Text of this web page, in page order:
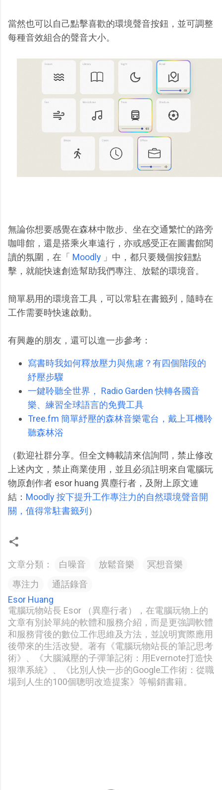
當然也可以自己點擊喜歡的環境聲音按鈕，並可調整
每種音效組合的聲音大小。
無論你想要感覺在森林中散步、坐在交通繁忙的路旁
咖啡館，還是搭乘火車遠行，亦或感受正在圖書館閱
讀的氛圍，在「 Moodly 」中，都只要幾個按鈕點
擊，就能快速創造幫助我們專注、放鬆的環境音。
簡單易用的環境音工具，可以常駐在書籤列，隨時在
工作需要時快速啟動。
有興趣的朋友，還可以進一步參考：
寫書時我如何釋放壓力與焦慮？有四個階段的
紓壓步驟
一鍵聆聽全世界， Radio Garden 快轉各國音
樂、練習全球語言的免費工具
Tree.fm 簡單紓壓的森林音樂電台，戴上耳機聆
聽森林浴
（歡迎社群分享。但全文轉載請來信詢問，禁止修改
上述內文，禁止商業使用，並且必須註明來自電腦玩
物原創作者 esor huang 異塵行者，及附上原文連
結： Moodly 按下提升工作專注力的自然環境聲音開
關，值得常駐書籤列 ）
文章分類： 白噪音 放鬆音樂
冥想音樂
專注力
通話錄音
Esor Huang
電腦玩物站長 Esor （異塵行者），在電腦玩物上的
文章有別於單純的軟體和服務介紹，而是更強調軟體
和服務背後的數位工作思維及方法，並說明實際應用
後帶來的生活改變。著有《電腦玩物站長的筆記思考
術》、《大腦減壓的子彈筆記術：用Evernote打造快
狠準系統》、《比別人快一步的Google工作術：從職
場到人生的100個聰明改造提案》等暢銷書籍。